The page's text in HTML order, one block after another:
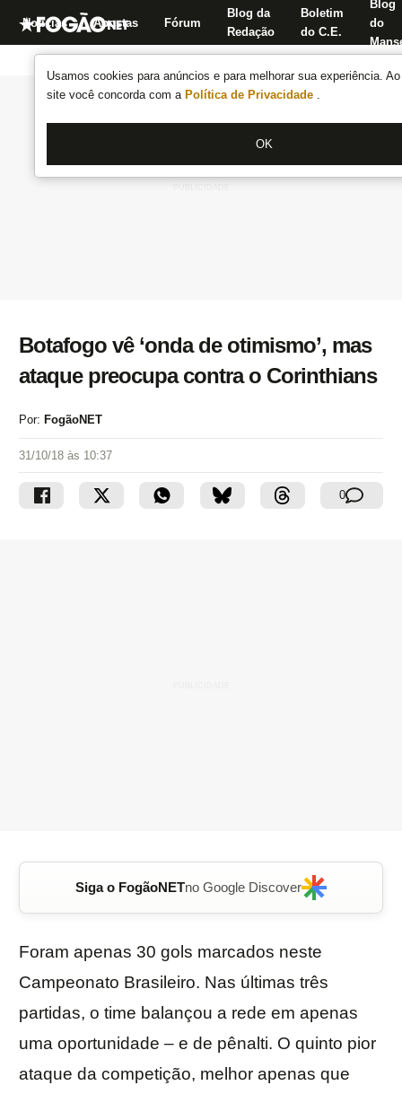
Usamos cookies para anúncios e para melhorar sua experiência.
site você concorda com a Política de Privacidade .
OK
Notícias Apostas Fórum
Blog da
Redação
Boletim
do C.E.
Blog
do
Botafogo vê ‘onda de otimismo’, mas
ataque preocupa contra o Corinthians
Por: FogãoNET
31/10/18 às 10:37
0
Siga o FogãoNETno Google Discover
Foram apenas 30 gols marcados neste
Campeonato Brasileiro. Nas últimas três
partidas, o time balançou a rede em apenas
uma oportunidade – e de pênalti. O quinto pior
ataque da competição, melhor apenas que